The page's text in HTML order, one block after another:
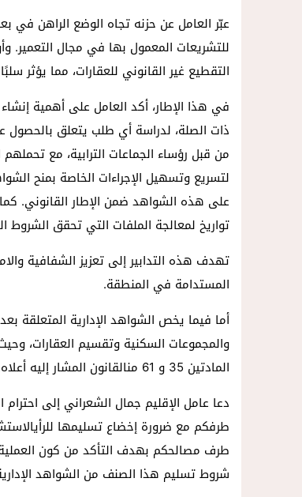
عبّر العامل عن حزنه تجاه الوضع الراهن في
للتشريعات المعمول بها في مجال التعمير.
التقطيع غير القانوني للعقارات، مما يؤثر
في هذا الإطار، أكد العامل على أهمية
ذات الصلة، لدراسة أي طلب يتعلق
من قبل رؤساء الجماعات الترابية، مع
لتسريع وتسهيل الإجراءات الخاصة بمنح
على هذه الشواهد ضمن الإطار القانوني.
تواريخ لمعالجة الملفات التي تحقق الشروط
تهدف هذه التدابير إلى تعزيز الشفافية
المستدامة في المنطقة.
والمجموعات السكنية وتقسيم العقارات،
المادتين 35 و 61 منالقانون المشار إليه أعلاه.
دعا عامل الإقليم جمال الشعراني إلى احترام
طرفكم مع ضرورة إخضاع تسليمها
طرف مصالحكم بهدف التأكد من كون العملية
شروط تسليم هذا الصنف من الشواهد